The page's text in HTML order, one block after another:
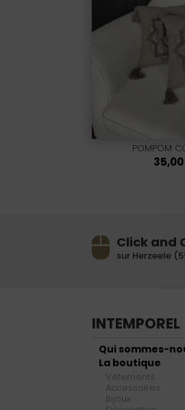
POMPOM
35,00
Click and
sur Herzeele
INTEMPOREL
Qui sommes-
La boutique
Vêtements
Accessoires
Bijoux